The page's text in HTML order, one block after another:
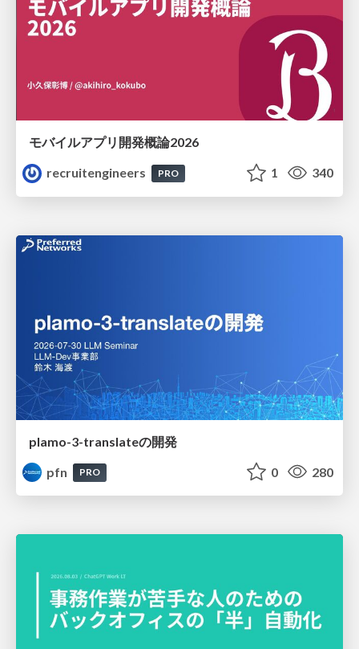
モバイルアプリ開発概論2026
recruitengineers
PRO 1 340
plamo-3-translateの開発
pfn
PRO 0 280